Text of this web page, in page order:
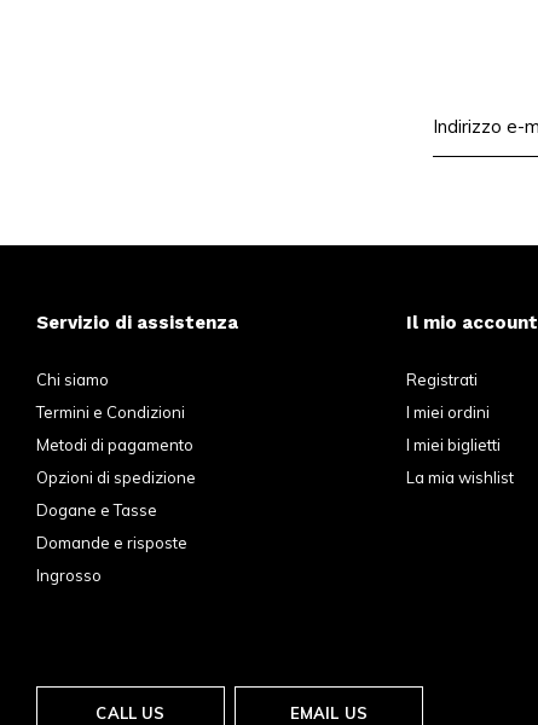
Servizio di assistenza
Chi siamo
Termini e Condizioni
Metodi di pagamento
Opzioni di spedizione
Dogane e Tasse
Domande e risposte
Ingrosso
Il mio account
Registrati
I miei ordini
I miei biglietti
La mia wishlist
CALL US EMAIL US